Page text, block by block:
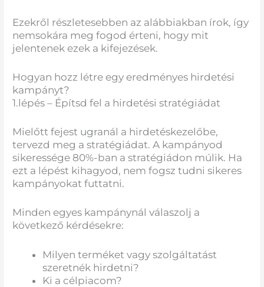
Ezekről részletesebben az alábbiakban írok, így
nemsokára meg fogod érteni, hogy mit
jelentenek ezek a kifejezések.
Hogyan hozz létre egy eredményes hirdetési
kampányt?
1.lépés – Építsd fel a hirdetési stratégiádat
Mielőtt fejest ugranál a hirdetéskezelőbe,
tervezd meg a stratégiádat. A kampányod
sikeressége 80%-ban a stratégiádon múlik. Ha
ezt a lépést kihagyod, nem fogsz tudni sikeres
kampányokat futtatni.
Minden egyes kampánynál válaszolj a
következő kérdésekre:
Milyen terméket vagy szolgáltatást
szeretnék hirdetni?
Ki a célpiacom?